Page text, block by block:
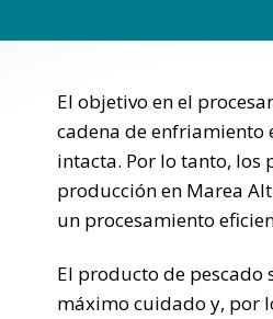
El objetivo en el
cadena de enfriamiento
intacta. Por lo tanto, los
producción en Marea
un procesamiento
El producto de pescado
máximo cuidado y, por